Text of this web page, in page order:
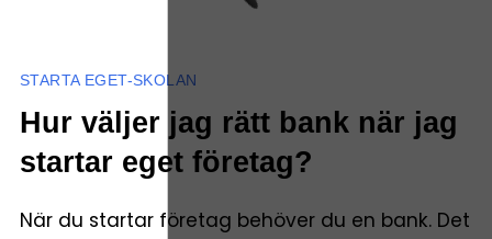
STARTA EGET-SKOLAN
Hur väljer jag rätt bank när jag
startar eget företag?
När du startar företag behöver du en bank. Det